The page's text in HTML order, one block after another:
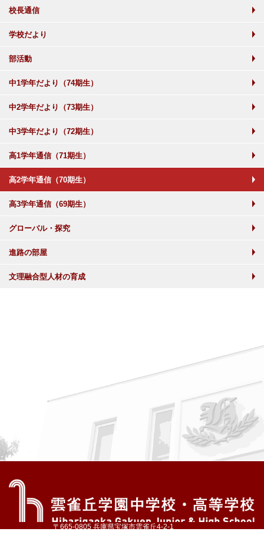
校長通信
学校だより
部活動
中1学年だより（74期生）
中2学年だより（73期生）
中3学年だより（72期生）
高1学年通信（71期生）
高2学年通信（70期生）
高3学年通信（69期生）
グローバル・探究
進路の部屋
文理融合型人材の育成
〒665-0805 兵庫県宝塚市雲雀丘4-2-1